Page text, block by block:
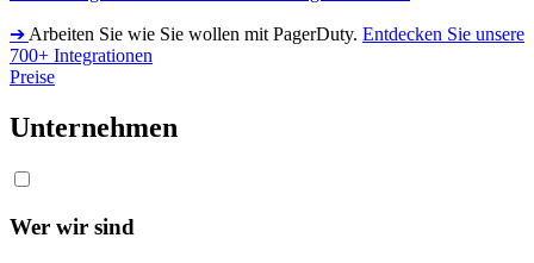
➔ Arbeiten Sie wie Sie wollen mit PagerDuty. Entdecken Sie unsere
700+ Integrationen
Preise
Unternehmen
Wer wir sind